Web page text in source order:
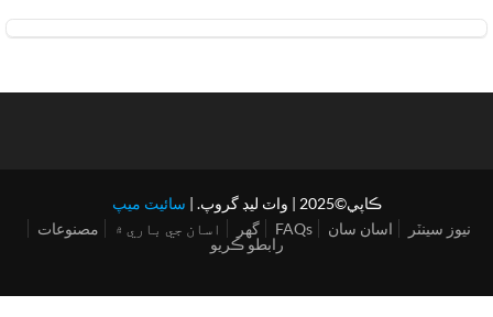
ڪاپي©2025 | واٽ ليڊ گروپ. |
سائيٽ ميپ
گهر
اسان جي باري ۾ مصنوعات FAQs نيوز سينٽر
اسان سان
رابطو ڪريو